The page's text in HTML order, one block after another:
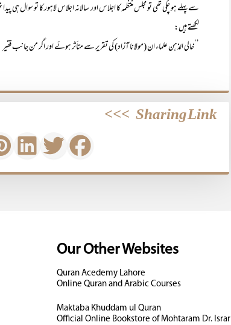
لکھتے ہیں:
’’خالی الذہن علماء ان (مولانا آزاد) کی تقریر سے متأثر ہوئے اور اگر من جانب فقیر
Sharing Link
>>>
Our Other Websites
Quran Acedemy Lahore
Online Quran and Arabic Courses
Maktaba Khuddam ul Quran
Official Online Bookstore of Mohtaram Dr. Israr